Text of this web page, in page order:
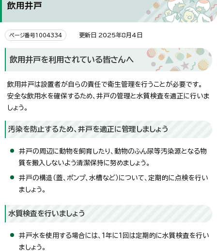
飲用井戸
ページ番号1004334 更新日 2025年8月4日
飲用井戸を利用されている皆さんへ
飲用井戸は設置者が自らの責任で衛生管理を行うことが必要です。
安全な飲用水を確保するため、井戸の管理と水質検査を適正に行いま
しょう。
汚染を防止するため、井戸を適正に管理しましょう
井戸の周辺に動物を飼育したり、動物のふん尿等汚染源となる物
質を搬入しないよう清潔保持に努めましょう。
井戸の構造（蓋、ポンプ、水槽など）について、定期的に点検を行い
ましょう。
水質検査を行いましょう
井戸水を使用する場合には、1年に1回は定期的に水質検査を行い
ましょう。